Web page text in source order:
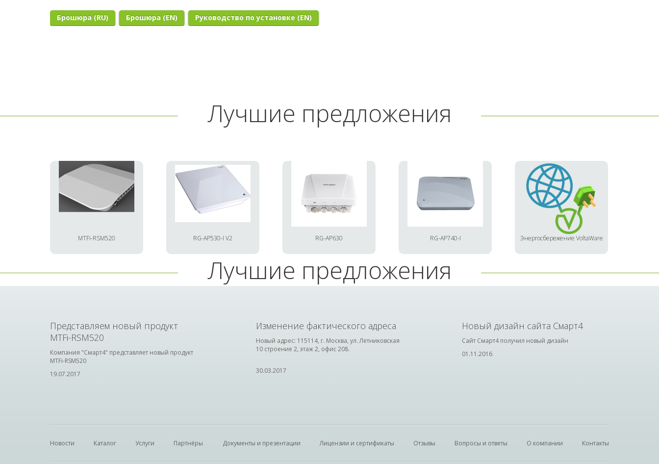
Брошюра (RU) Брошюра (EN) Руководство по установке (EN)
Лучшие предложения
MTFi-RSM520 RG-AP530-I V2 RG-AP630 RG-AP740-I Энергосбережение VoltaWare
Лучшие предложения
Представляем новый продукт
MTFi-RSM520
Компания "Смарт4" представляет новый продукт
MTFi-RSM520
19.07.2017
Изменение фактического адреса
Новый адрес: 115114, г. Москва, ул. Летниковская
10 строение 2, этаж 2, офис 208.
30.03.2017
Новый дизайн сайта Смарт4
Сайт Смарт4 получил новый дизайн
01.11.2016
Новости Каталог Услуги Партнёры Документы и презентации Лицензии и сертификаты Отзывы Вопросы и ответы О компании Контакты